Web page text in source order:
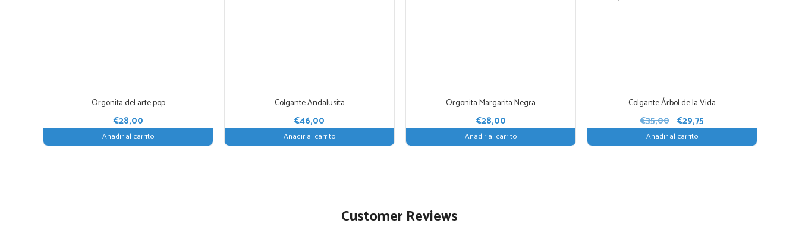
Orgonita del arte pop
€28,00
Añadir al carrito
Colgante Andalusita
€46,00
Añadir al carrito
Orgonita Margarita Negra
€28,00
Añadir al carrito
Colgante Árbol de la Vida
€35,00 El
precio
original
€29,75
actual
Añadir al carrito
Customer Reviews